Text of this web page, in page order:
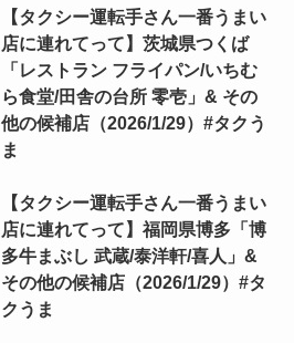
【タクシー運転手さん一番うまい
店に連れてって】茨城県つくば
「レストラン フライパン/いちむ
ら食堂/田舎の台所 零壱」& その
他の候補店（2026/1/29）#タクう
ま
【タクシー運転手さん一番うまい
店に連れてって】福岡県博多「博
多牛まぶし 武蔵/泰洋軒/喜人」&
その他の候補店（2026/1/29）#タ
クうま